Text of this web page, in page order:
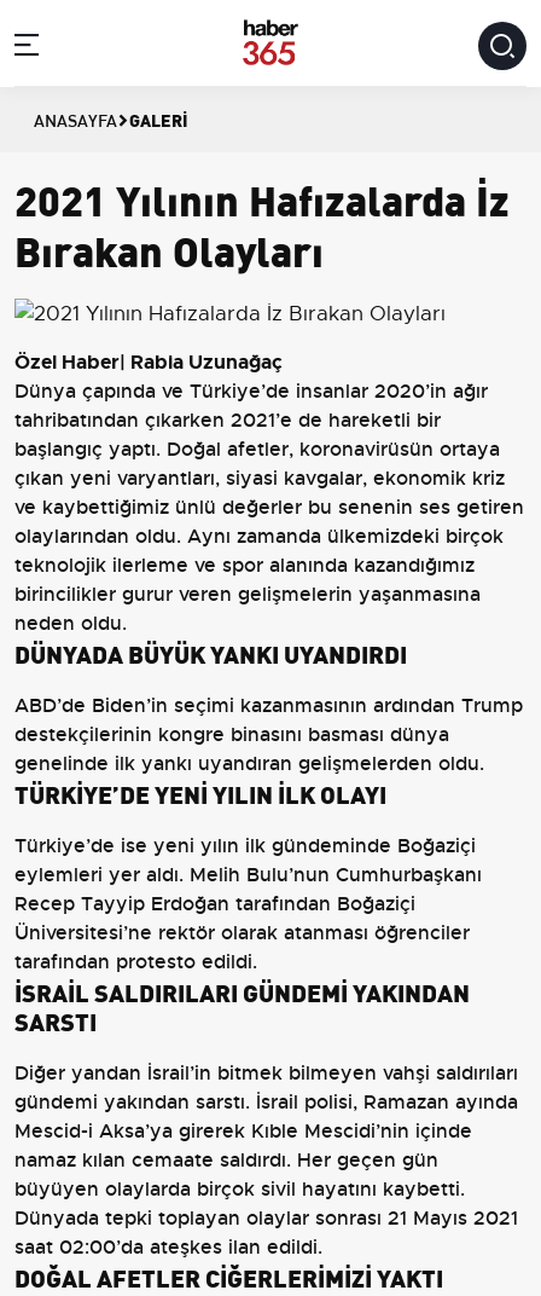
ANASAYFA GALERI
2021 Yılının Hafızalarda İz
Bırakan Olayları
Özel Haber| Rabia Uzunağaç
Dünya çapında ve Türkiye’de insanlar 2020’in ağır
tahribatından çıkarken 2021’e de hareketli bir
başlangıç yaptı. Doğal afetler, koronavirüsün ortaya
çıkan yeni varyantları, siyasi kavgalar, ekonomik kriz
ve kaybettiğimiz ünlü değerler bu senenin ses getiren
olaylarından oldu. Aynı zamanda ülkemizdeki birçok
teknolojik ilerleme ve spor alanında kazandığımız
birincilikler gurur veren gelişmelerin yaşanmasına
neden oldu.
DÜNYADA BÜYÜK YANKI UYANDIRDI
ABD’de Biden’in seçimi kazanmasının ardından Trump
destekçilerinin kongre binasını basması dünya
genelinde ilk yankı uyandıran gelişmelerden oldu.
TÜRKİYE’DE YENİ YILIN İLK OLAYI
Türkiye’de ise yeni yılın ilk gündeminde Boğaziçi
eylemleri yer aldı. Melih Bulu’nun Cumhurbaşkanı
Recep Tayyip Erdoğan tarafından Boğaziçi
Üniversitesi’ne rektör olarak atanması öğrenciler
tarafından protesto edildi.
İSRAİL SALDIRILARI GÜNDEMİ YAKINDAN
SARSTI
Diğer yandan İsrail’in bitmek bilmeyen vahşi saldırıları
gündemi yakından sarstı. İsrail polisi, Ramazan ayında
Mescid-i Aksa’ya girerek Kıble Mescidi’nin içinde
namaz kılan cemaate saldırdı. Her geçen gün
büyüyen olaylarda birçok sivil hayatını kaybetti.
Dünyada tepki toplayan olaylar sonrası 21 Mayıs 2021
saat 02:00’da ateşkes ilan edildi.
DOĞAL AFETLER CİĞERLERİMİZİ YAKTI